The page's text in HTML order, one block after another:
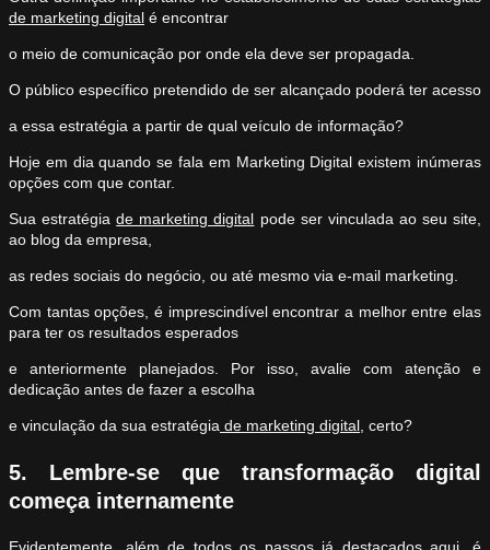
de marketing digital é encontrar
o meio de comunicação por onde ela deve ser propagada.
O público específico pretendido de ser alcançado poderá ter acesso
a essa estratégia a partir de qual veículo de informação?
Hoje em dia quando se fala em Marketing Digital existem inúmeras
opções com que contar.
Sua estratégiade marketing digital pode ser vinculada ao seu site,
ao blog da empresa,
as redes sociais do negócio, ou até mesmo via e-mail marketing.
Com tantas opções, é imprescindível encontrar a melhor entre elas
para ter os resultados esperados
e anteriormente planejados. Por isso, avalie com atenção e
dedicação antes de fazer a escolha
e vinculação da sua estratégia de marketing digital , certo?
5. Lembre-se que transformação digital
começa internamente
Evidentemente, além de todos os passos já destacados aqui, é